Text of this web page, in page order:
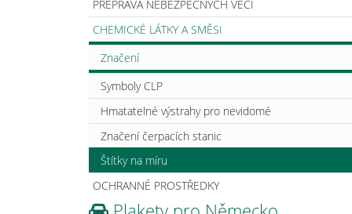
PŘEPRAVA NEBEZPEČNÝCH VĚCÍ
CHEMICKÉ LÁTKY A SMĚSI
Značení
Symboly CLP
Hmatatelné výstrahy pro nevidomé
Značení čerpacích stanic
Štítky na míru
OCHRANNÉ PROSTŘEDKY